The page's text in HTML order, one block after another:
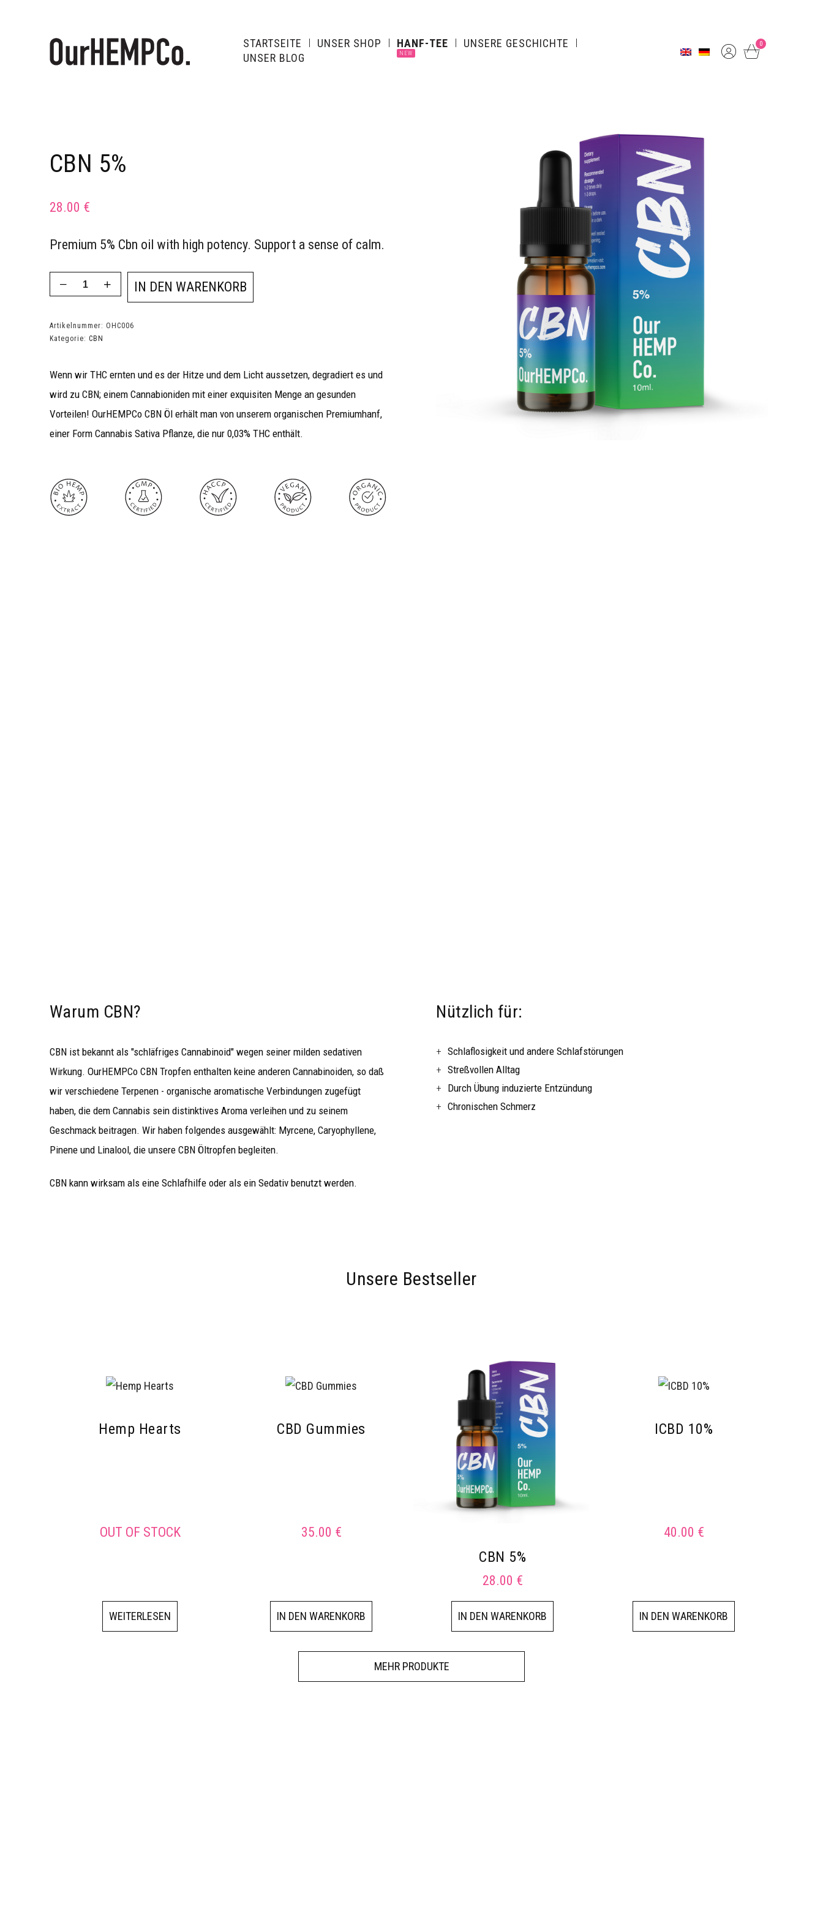
STARTSEITE UNSER SHOP HANF-TEE
UNSERE GESCHICHTE
UNSER BLOG
0
CBN 5%
28.00 €
Premium 5% Cbn oil with high potency. Support a sense of calm.
IN DEN WARENKORB
Artikelnummer: OHC006
Kategorie: CBN
Wenn wir THC ernten und es der Hitze und dem Licht aussetzen, degradiert es und
wird zu CBN; einem Cannabioniden mit einer exquisiten Menge an gesunden
Vorteilen! OurHEMPCo CBN Öl erhält man von unserem organischen Premiumhanf,
einer Form Cannabis Sativa Pflanze, die nur 0,03% THC enthält.
Warum CBN?
CBN ist bekannt als "schläfriges Cannabinoid" wegen seiner milden sedativen
Wirkung. OurHEMPCo CBN Tropfen enthalten keine anderen Cannabinoiden, so daß
wir verschiedene Terpenen - organische aromatische Verbindungen zugefügt
haben, die dem Cannabis sein distinktives Aroma verleihen und zu seinem
Geschmack beitragen. Wir haben folgendes ausgewählt: Myrcene, Caryophyllene,
Pinene und Linalool, die unsere CBN Öltropfen begleiten.
CBN kann wirksam als eine Schlafhilfe oder als ein Sedativ benutzt werden.
Nützlich für:
Schlaflosigkeit und andere Schlafstörungen
Streßvollen Alltag
Durch Übung induzierte Entzündung
Chronischen Schmerz
Unsere Bestseller
Hemp Hearts
OUT OF STOCK
WEITERLESEN
CBD Gummies
35.00 €
IN DEN WARENKORB
CBN 5%
28.00 €
IN DEN WARENKORB
ICBD 10%
40.00 €
IN DEN WARENKORB
MEHR PRODUKTE